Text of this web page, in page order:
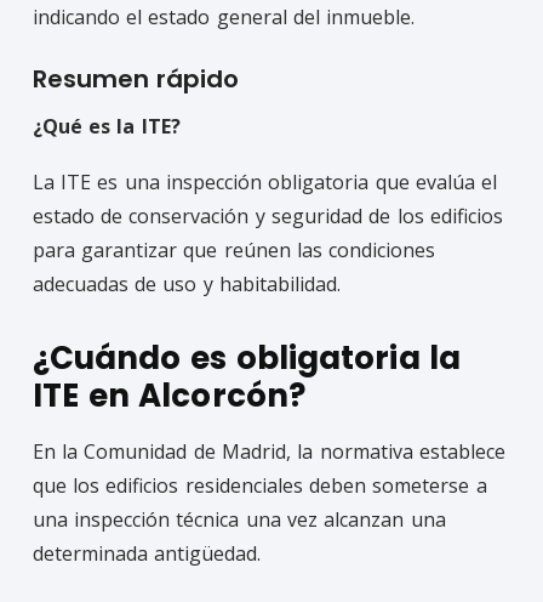
indicando el estado general del inmueble.
Resumen rápido
¿Qué es la ITE?
La ITE es una inspección obligatoria que evalúa el
estado de conservación y seguridad de los edificios
para garantizar que reúnen las condiciones
adecuadas de uso y habitabilidad.
¿Cuándo es obligatoria la
ITE en Alcorcón?
En la Comunidad de Madrid, la normativa establece
que los edificios residenciales deben someterse a
una inspección técnica una vez alcanzan una
determinada antigüedad.